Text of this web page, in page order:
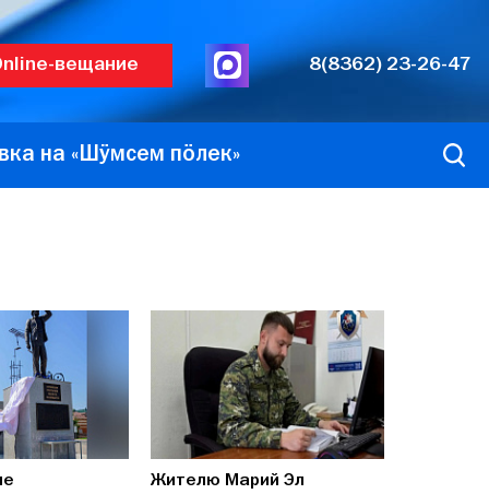
вещание 8(8362) 23-26-47
на «Шӱмсем пӧлек»
Жителю Марий Эл